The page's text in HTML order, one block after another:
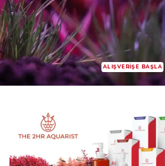
ALIŞVERİŞE BAŞLA